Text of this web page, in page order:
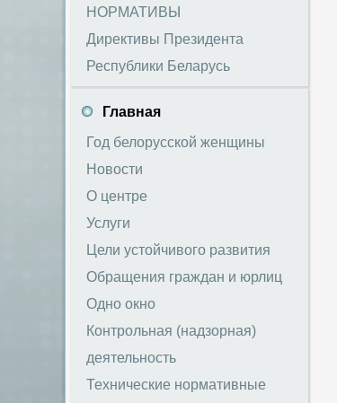
НОРМАТИВЫ
Директивы Президента
Республики Беларусь
Главная
Год белорусской женщины
Новости
О центре
Услуги
Цели устойчивого развития
Обращения граждан и юрлиц
Одно окно
Контрольная (надзорная)
деятельность
Технические нормативные